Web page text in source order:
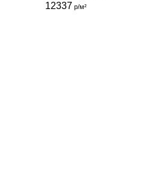
12337 р/м²